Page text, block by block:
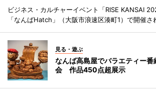
ビジネス・カルチャーイベント「RISE KANSAI
「なんばHatch」（大阪市浪速区湊町1）で開催さ
見る・遊ぶ
なんば高島屋でバラエティー
会 作品450点超展示